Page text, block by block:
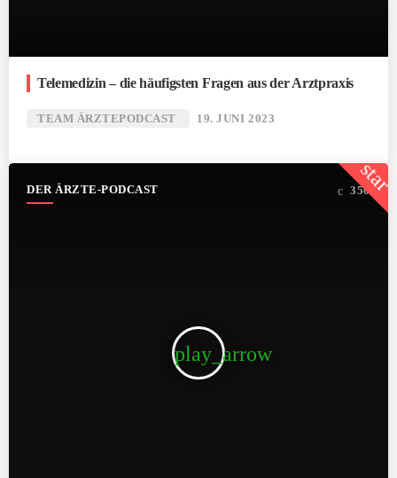
Telemedizin – die häufigsten Fragen aus der Arztpraxis
TEAM ÄRZTEPODCAST 19. JUNI 2023
DER ÄRZTE-PODCAST
play_arrow
350
star